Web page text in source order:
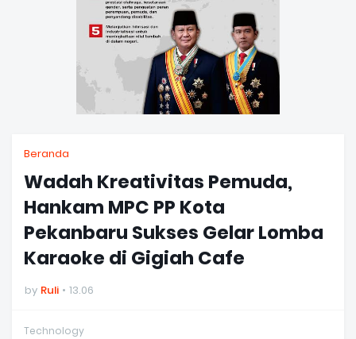
Beranda
Wadah Kreativitas Pemuda,
Hankam MPC PP Kota
Pekanbaru Sukses Gelar Lomba
Karaoke di Gigiah Cafe
by Ruli 13.06
Technology